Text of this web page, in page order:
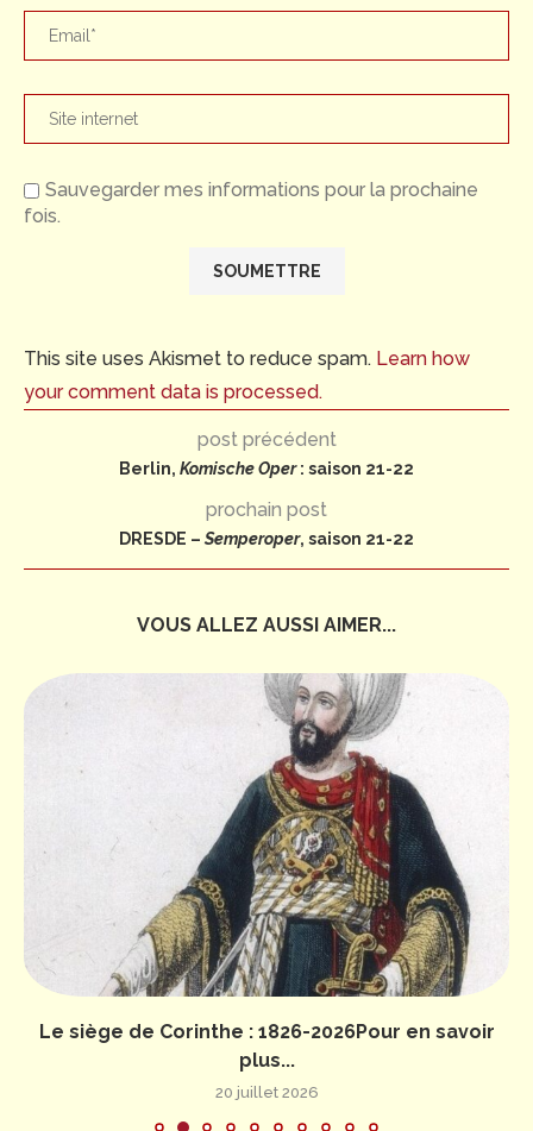
Sauvegarder mes informations pour la prochaine
fois.
This site uses Akismet to reduce spam. Learn how
your comment data is processed.
post précédent
Berlin, Komische Oper: saison 21-22
prochain post
DRESDE – Semperoper, saison 21-22
VOUS ALLEZ AUSSI AIMER...
Le siège de Corinthe : 1826-2026Pour en savoir
plus...
20 juillet 2026